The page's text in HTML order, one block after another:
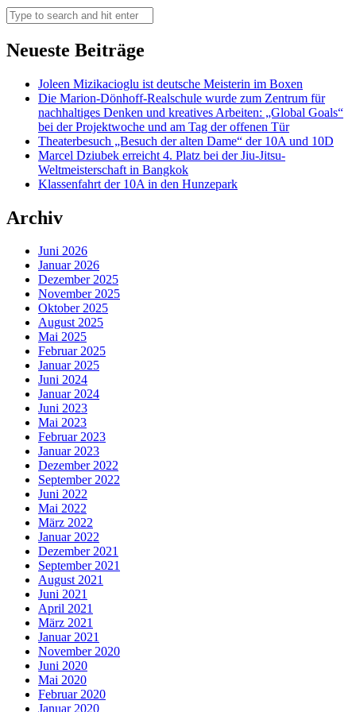
Neueste Beiträge
Joleen Mizikacioglu ist deutsche Meisterin im Boxen
Die Marion-Dönhoff-Realschule wurde zum Zentrum für
nachhaltiges Denken und kreatives Arbeiten: „Global Goals“
bei der Projektwoche und am Tag der offenen Tür
Theaterbesuch „Besuch der alten Dame“ der 10A und 10D
Marcel Dziubek erreicht 4. Platz bei der Jiu-Jitsu-
Weltmeisterschaft in Bangkok
Klassenfahrt der 10A in den Hunzepark
Archiv
Juni 2026
Januar 2026
Dezember 2025
November 2025
Oktober 2025
August 2025
Mai 2025
Februar 2025
Januar 2025
Juni 2024
Januar 2024
Juni 2023
Mai 2023
Februar 2023
Januar 2023
Dezember 2022
September 2022
Juni 2022
Mai 2022
März 2022
Januar 2022
Dezember 2021
September 2021
August 2021
Juni 2021
April 2021
März 2021
Januar 2021
November 2020
Juni 2020
Mai 2020
Februar 2020
Januar 2020